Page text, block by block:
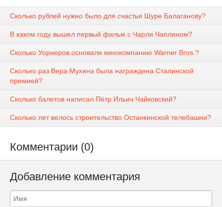
Сколько рублей нужно было для счастья Шуре Балаганову?
В каком году вышел первый фильм с Чарли Чаплином?
Сколько Уорнеров основали кинокомпанию Warner Bros.?
Сколько раз Вера Мухина была награждена Сталинской
премией?
Сколько балетов написал Пётр Ильич Чайковский?
Сколько лет велось строительство Останкинской телебашни?
Комментарии (0)
Добавление комментария